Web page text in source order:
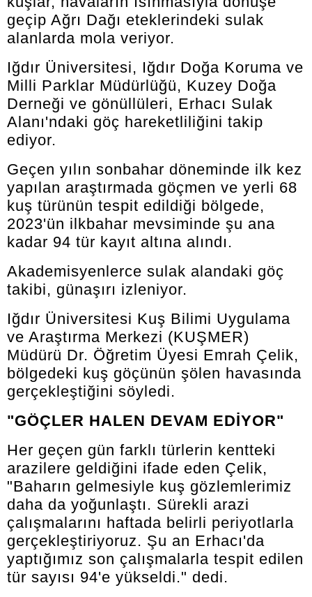
geçip Ağrı Dağı eteklerindeki sulak
alanlarda mola veriyor.
Iğdır Üniversitesi, Iğdır Doğa Koruma ve
Milli Parklar Müdürlüğü, Kuzey Doğa
Derneği ve gönüllüleri, Erhacı Sulak
Alanı'ndaki göç hareketliliğini takip
ediyor.
Geçen yılın sonbahar döneminde ilk kez
yapılan araştırmada göçmen ve yerli 68
kuş türünün tespit edildiği bölgede,
2023'ün ilkbahar mevsiminde şu ana
kadar 94 tür kayıt altına alındı.
Akademisyenlerce sulak alandaki göç
takibi, günaşırı izleniyor.
Iğdır Üniversitesi Kuş Bilimi Uygulama
ve Araştırma Merkezi (KUŞMER)
Müdürü Dr. Öğretim Üyesi Emrah Çelik,
bölgedeki kuş göçünün şölen havasında
gerçekleştiğini söyledi.
"GÖÇLER HALEN DEVAM EDİYOR"
Her geçen gün farklı türlerin kentteki
arazilere geldiğini ifade eden Çelik,
"Baharın gelmesiyle kuş gözlemlerimiz
daha da yoğunlaştı. Sürekli arazi
çalışmalarını haftada belirli periyotlarla
gerçekleştiriyoruz. Şu an Erhacı'da
yaptığımız son çalışmalarla tespit edilen
tür sayısı 94'e yükseldi." dedi.